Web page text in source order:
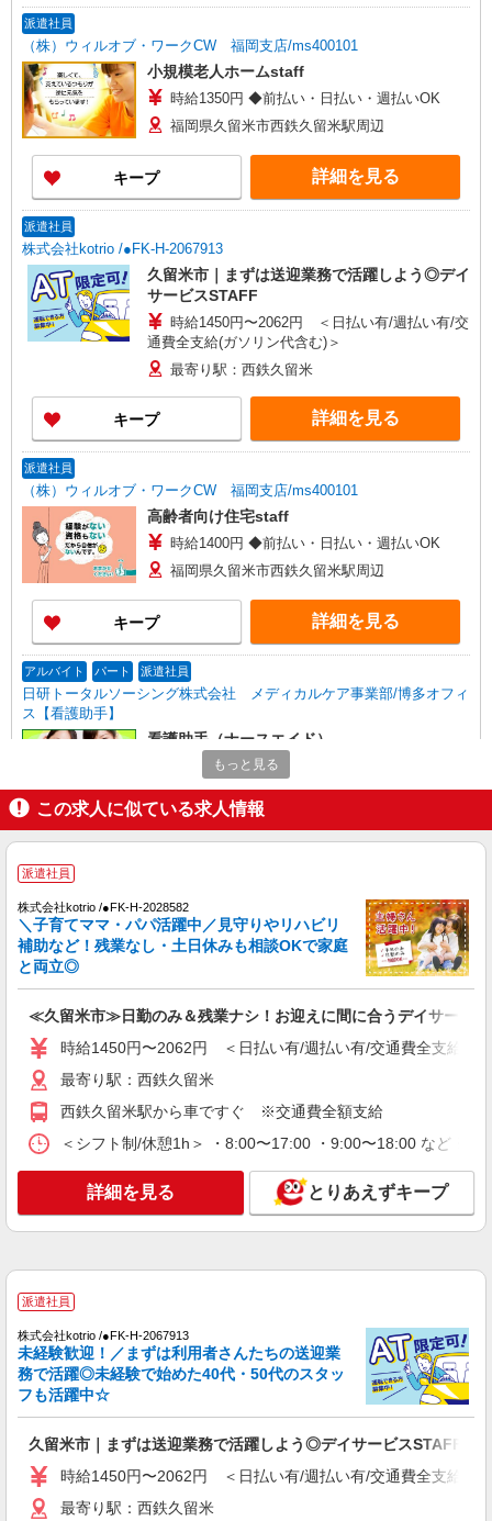
派遣社員
（株）ウィルオブ・ワークCW 福岡支店/ms400101
小規模老人ホームstaff
時給1350円 ◆前払い・日払い・週払いOK
福岡県久留米市西鉄久留米駅周辺
キープ 詳細を見る
派遣社員
株式会社kotrio /●FK-H-2067913
久留米市｜まずは送迎業務で活躍しよう◎デイ
サービスSTAFF
時給1450円〜2062円 ＜日払い有/週払い有/交
通費全支給(ガソリン代含む)＞
最寄り駅：西鉄久留米
キープ 詳細を見る
派遣社員
（株）ウィルオブ・ワークCW 福岡支店/ms400101
高齢者向け住宅staff
時給1400円 ◆前払い・日払い・週払いOK
福岡県久留米市西鉄久留米駅周辺
キープ 詳細を見る
アルバイト パート 派遣社員
日研トータルソーシング株式会社 メディカルケア事業部/博多オフィ
ス【看護助手】
看護助手（ナースエイド）
時給1,300円 ★週払いOK（規定あり） ※給与
幅は経験・能力による
福岡県久留米市 【最寄駅】五郎丸駅
派遣社員
（株）ウィルオブ・ワークCW 福岡支店/ms400101
時給1400円 ◆前払い・日払い・週払いOK
福岡県久留米市
派遣社員
（株）ウィルオブ・ワークCW 福岡支店/ms400101
時給1350円 ◆前払い・日払い・週払いOK
福岡県久留米市西鉄久留米駅周辺
キープ 詳細を見る
（株）ウィルオブ・ワークCW 福岡支店/ms400101
介護施設のケアスタッフ
時給1350円 ◆前払い・日払い・週払いOK
福岡県久留米市西鉄久留米駅周辺
キープ 詳細を見る
もっと見る
この求人に似ている求人情報
派遣社員
株式会社kotrio /●FK-H-2028582
＼子育てママ・パパ活躍中／見守りやリハビリ
補助など！残業なし・土日休みも相談OKで家庭
と両立◎
≪久留米市≫日勤のみ＆残業ナシ！お迎えに間に合うデイサービス
時給1450円〜2062円 ＜日払い有/週払い有/交通費全支給(ガ
最寄り駅：西鉄久留米
西鉄久留米駅から車ですぐ ※交通費全額支給
＜シフト制/休憩1h＞ ・8:00〜17:00 ・9:00〜18:00 など ※
詳細を見る とりあえずキープ
派遣社員
株式会社kotrio /●FK-H-2067913
未経験歓迎！／まずは利用者さんたちの送迎業
務で活躍◎未経験で始めた40代・50代のスタッ
フも活躍中☆
久留米市｜まずは送迎業務で活躍しよう◎デイサービスSTAFF
時給1450円〜2062円 ＜日払い有/週払い有/交通費全支給(ガ
最寄り駅：西鉄久留米